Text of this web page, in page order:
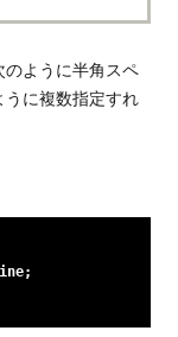
のように半角スペ
に複数指定すれ